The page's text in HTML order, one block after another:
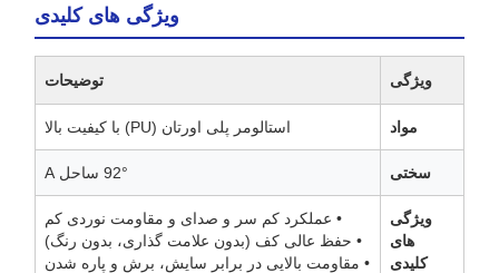
ویژگی های کلیدی
ویژگی توضیحات
مواد استالومر پلی اورتان (PU) با کیفیت بالا
سختی 92° ساحل A
ویژگی
های
کلیدی
• عملکرد کم سر و صدای و مقاومت نوردی کم
• حفظ عالی کف (بدون علامت گذاری، بدون رنگ)
• مقاومت بالایی در برابر سایش، برش و پاره شدن